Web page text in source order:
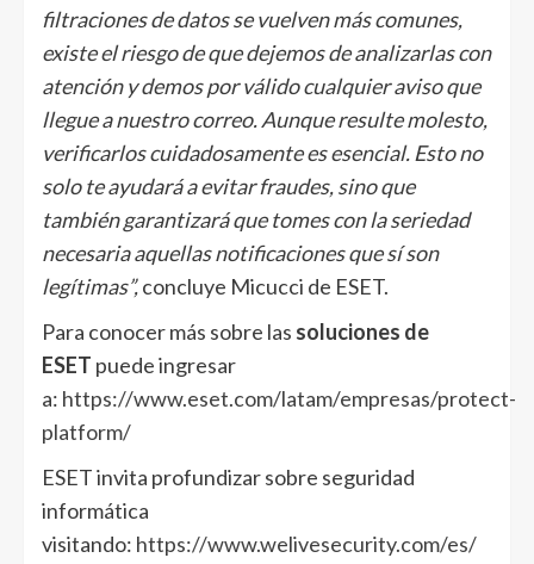
filtraciones de datos se vuelven más comunes,
existe el riesgo de que dejemos de analizarlas con
atención y demos por válido cualquier aviso que
llegue a nuestro correo. Aunque resulte molesto,
verificarlos cuidadosamente es esencial. Esto no
solo te ayudará a evitar fraudes, sino que
también garantizará que tomes con la seriedad
necesaria aquellas notificaciones que sí son
legítimas”,concluye Micucci de ESET.
Para conocer más sobre las soluciones de
ESET puede ingresar
a: https://www.eset.com/latam/empresas/protect-
platform/
ESET invita profundizar sobre seguridad
informática
visitando: https://www.welivesecurity.com/es/